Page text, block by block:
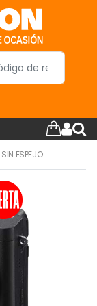
SIN ESPEJO